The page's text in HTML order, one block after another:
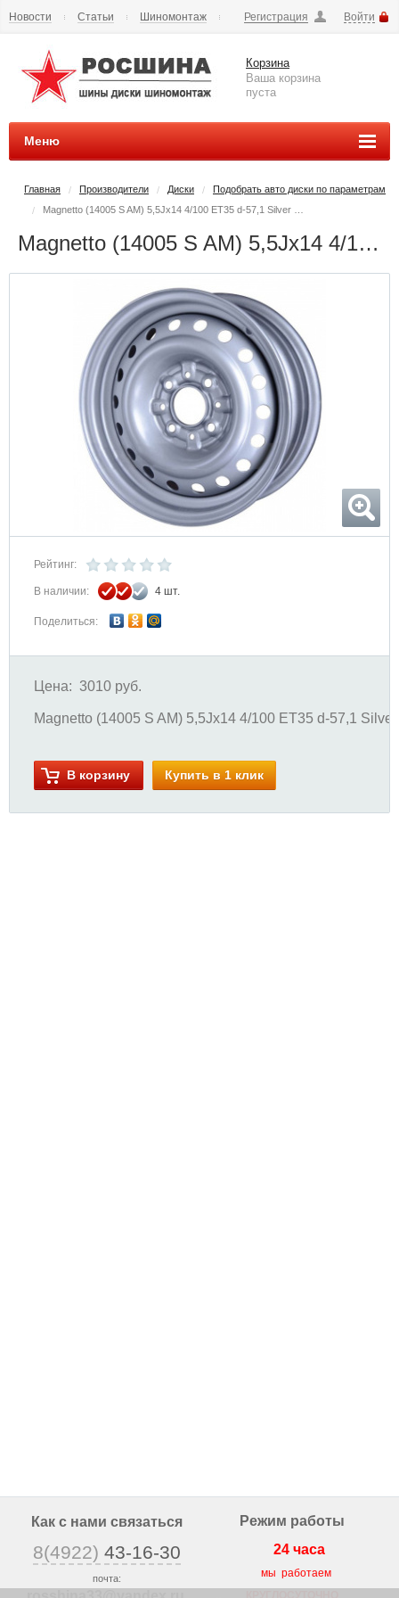
Регистрация Войти
Новости Статьи
Шиномонтаж
Вопросы и ответы
Контакты Наши реквизиты
Корзина
Ваша корзина
пуста
Меню
Главная / Производители / Диски / Подобрать авто диски по параметрам
/
Magnetto (14005 S AM) 5,5Jx14 4/100 ET35 d-57,1 Silver WV Caddy II - РОСШИНА.РФ шины и диски во Владимире купить
Рейтинг:
В наличии: 4 шт.
Поделиться:
Цена: 3010 руб.
Magnetto (14005 S AM) 5,5Jx14 4/100 ET35 d-57,1
В корзину Купить в 1 клик
Как с нами связаться
8(4922) 43-16-30
почта:
Режим работы
24 часа
мы работаем